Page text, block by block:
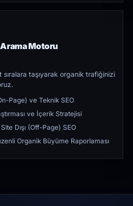
Motoru
taşıyarak organik trafiğinizi
Page) ve Teknik SEO
ve İçerik Stratejisi
Dışı (Off-Page) SEO
Organik Büyüme Raporlaması